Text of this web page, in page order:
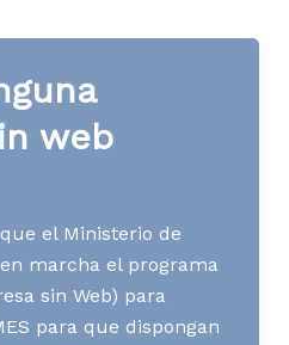
web
el Ministerio de
marcha el programa
sin Web) para
para que dispongan